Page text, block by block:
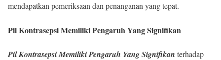
mendapatkan pemeriksaan dan penanganan yang tepat.
Pil Kontrasepsi Memiliki Pengaruh Yang Signifikan
Pil Kontrasepsi Memiliki Pengaruh Yang Signifikan terhadap